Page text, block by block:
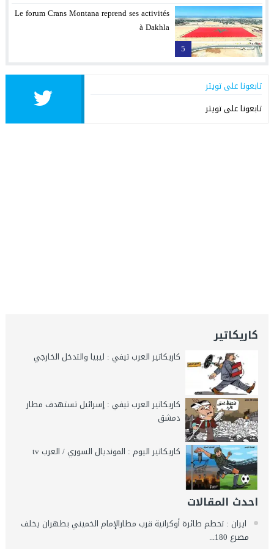
5
Le forum Crans Montana reprend ses activités
à Dakhla
تابعونا على تويتر
تابعونا على تويتر
كاريكاتير
كاريكاتير العرب تيفي : ليبيا والتدخل الخارجي
كاريكاتير العرب تيفي : إسرائيل تستهدف مطار
دمشق
كاريكاتير اليوم : المونديال السوري / العرب tv
احدث المقالات
ايران : تحطم طائرة أوكرانية قرب مطارالإمام الخميني بطهران يخلف
مصرع 180...